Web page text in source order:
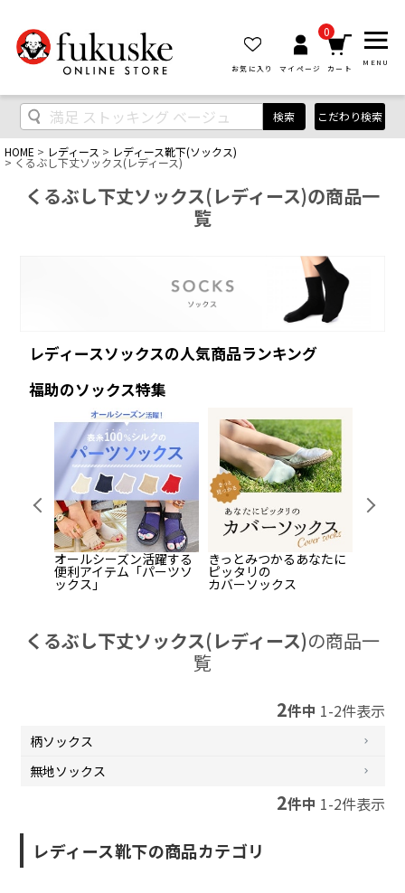
お気に入り マイページ
0
カート
MENU
検索 こだわり検索
HOME レディース レディース靴下(ソックス)
くるぶし下丈ソックス(レディース)
くるぶし下丈ソックス(レディース)の商品一
覧
レディースソックスの人気商品ランキング
福助のソックス特集
Pr
evi
オールシーズン活躍する
便利アイテム「パーツソ
ックス」
きっとみつかるあなたに
ピッタリの
カバーソックス
Ne
xt
くるぶし下丈ソックス(レディース)の商品一
覧
2件中 1-2件表示
柄ソックス
無地ソックス
2件中 1-2件表示
レディース靴下の商品カテゴリ